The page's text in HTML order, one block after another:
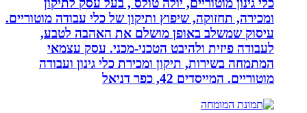
ומכירה, תחזוקה, שיפוץ ותיקון של כלי עבודה מוטוריים.
עיסוק שמשלב באופן מושלם את האהבה לטבע,
לעבודה פיזית ולהיבט הטכני-מכני. עסק עצמאי
המתמחה בשירות, תיקון ומכירת כלי גינון ועבודה
מוטוריים. המייסדים 42, כפר דניאל